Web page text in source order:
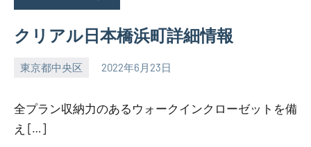
クリアル日本橋浜町詳細情報
東京都中央区 2022年6月23日
SEZIMO
全プラン収納力のあるウォークインクローゼットを備
え […]